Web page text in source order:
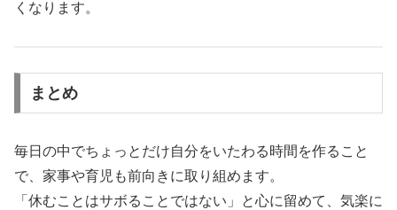
くなります。
まとめ
毎日の中でちょっとだけ自分をいたわる時間を作ること
で、家事や育児も前向きに取り組めます。
「休むことはサボることではない」と心に留めて、気楽に